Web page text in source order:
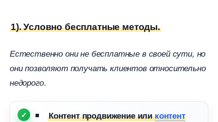
1). Условно бесплатные методы.
Естественно они не бесплатные в своей сути, но
они позволяют получать клиентов относительно
недорого.
Контент продвижение иликонтент